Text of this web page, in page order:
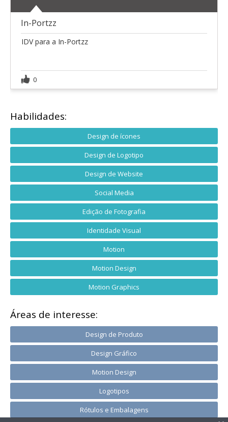
In-Portzz
IDV para a In-Portzz
0
Habilidades:
Design de ícones
Design de Logotipo
Design de Website
Social Media
Edição de Fotografia
Identidade Visual
Motion
Motion Design
Motion Graphics
Áreas de interesse:
Design de Produto
Design Gráfico
Motion Design
Logotipos
Rótulos e Embalagens